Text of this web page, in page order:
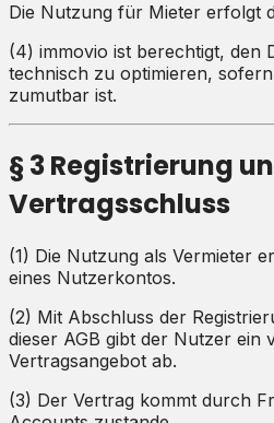
Die Nutzung für Mieter erfolgt
(4) immovio ist berechtigt, den
technisch zu optimieren,
zumutbar ist.
§ 3 Registrierung
Vertragsschluss
(1) Die Nutzung als Vermieter
eines Nutzerkontos.
(2) Mit Abschluss der
dieser AGB gibt der Nutzer ein
Vertragsangebot ab.
(3) Der Vertrag kommt durch